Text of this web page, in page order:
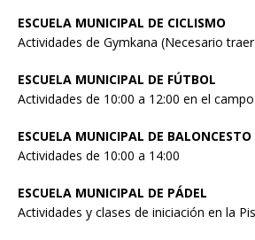
ESCUELA MUNICIPAL DE CICLISMO
Actividades de Gymkana (Necesario
ESCUELA MUNICIPAL DE FÚTBOL
Actividades de 10:00 a 12:00 en el
ESCUELA MUNICIPAL DE BALONCESTO
Actividades de 10:00 a 14:00
ESCUELA MUNICIPAL DE PÁDEL
Actividades y clases de iniciación en la